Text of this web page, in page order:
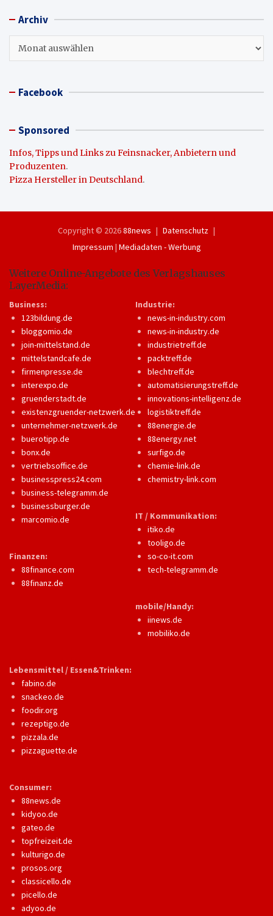
Archiv
Facebook
Sponsored
Infos, Tipps und Links zu Feinsnacker, Anbietern und
Produzenten.
Pizza Hersteller in Deutschland.
Copyright © 202688news
Datenschutz
Impressum | Mediadaten - Werbung
Weitere Online-Angebote des Verlagshauses
LayerMedia:
Business:
123bildung.de
bloggomio.de
join-mittelstand.de
mittelstandcafe.de
firmenpresse.de
interexpo.de
gruenderstadt.de
existenzgruender-netzwerk.de
unternehmer-netzwerk.de
buerotipp.de
bonx.de
vertriebsoffice.de
businesspress24.com
business-telegramm.de
businessburger.de
marcomio.de
Finanzen:
88finance.com
88finanz.de
Industrie:
news-in-industry.com
news-in-industry.de
industrietreff.de
packtreff.de
blechtreff.de
automatisierungstreff.de
innovations-intelligenz.de
logistiktreff.de
88energie.de
88energy.net
surfigo.de
chemie-link.de
chemistry-link.com
IT / Kommunikation:
itiko.de
tooligo.de
so-co-it.com
tech-telegramm.de
mobile/Handy:
iinews.de
mobiliko.de
Lebensmittel / Essen&Trinken:
fabino.de
snackeo.de
foodir.org
rezeptigo.de
pizzala.de
pizzaguette.de
Consumer:
88news.de
kidyoo.de
gateo.de
topfreizeit.de
kulturigo.de
prosos.org
classicello.de
picello.de
adyoo.de